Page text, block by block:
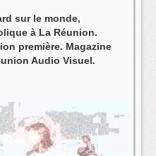
sur le monde,
à La Réunion.
première. Magazine
Audio Visuel.